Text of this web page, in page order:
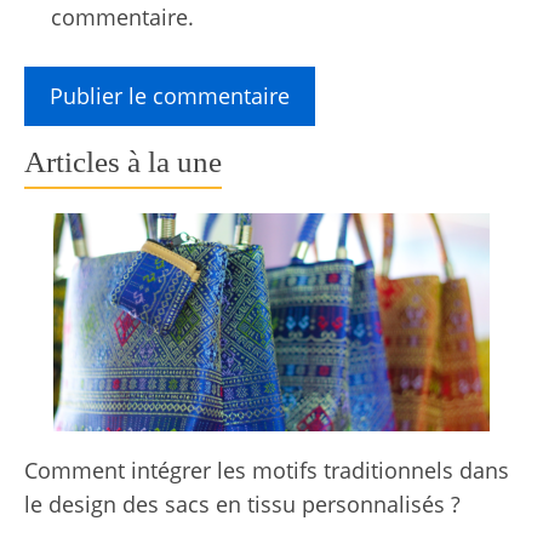
commentaire.
Articles à la une
Comment intégrer les motifs traditionnels dans
le design des sacs en tissu personnalisés ?